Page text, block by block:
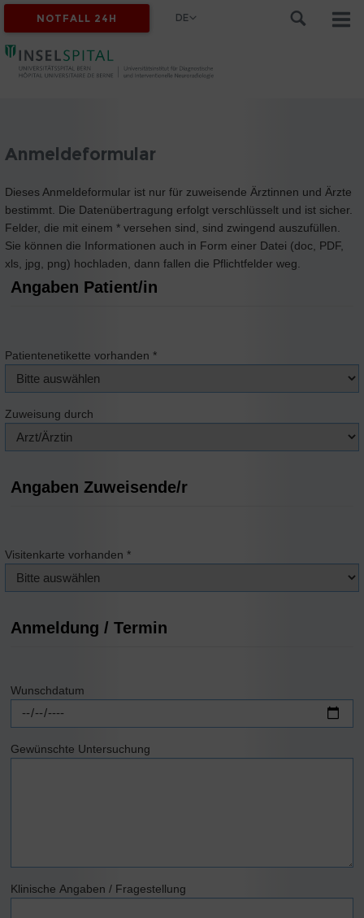
NOTFALL 24H DE
Anmeldeformular
Dieses Anmeldeformular ist nur für zuweisende Ärztinnen und Ärzte
bestimmt. Die Datenübertragung erfolgt verschlüsselt und ist sicher.
Felder, die mit einem * versehen sind, sind zwingend auszufüllen.
Sie können die Informationen auch in Form einer Datei (doc, PDF,
xls, jpg, png) hochladen, dann fallen die Pflichtfelder weg.
Angaben Patient/in
Patientenetikette vorhanden *
Zuweisung durch
Angaben Zuweisende/r
Visitenkarte vorhanden *
Anmeldung / Termin
Wunschdatum
Gewünschte Untersuchung
Klinische Angaben / Fragestellung